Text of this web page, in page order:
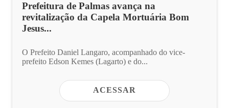
Prefeitura de Palmas avança na
revitalização da Capela Mortuária Bom
Jesus...
O Prefeito Daniel Langaro, acompanhado do vice-
prefeito Edson Kemes (Lagarto) e do...
ACESSAR